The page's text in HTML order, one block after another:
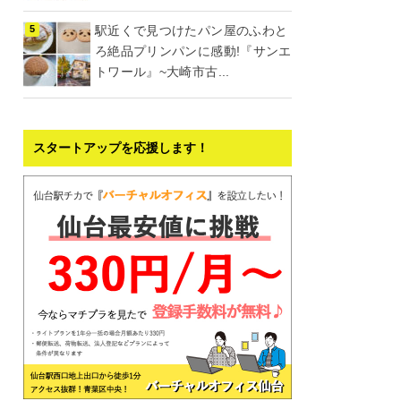
駅近くで見つけたパン屋のふわと
ろ絶品プリンパンに感動!『サンエ
トワール』~大崎市古...
スタートアップを応援します！